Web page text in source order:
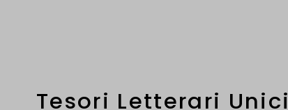
Tesori Letterari Unici